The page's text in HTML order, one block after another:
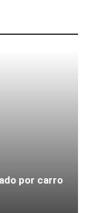
por carro